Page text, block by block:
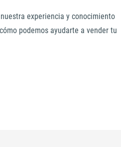
experiencia y conocimiento
podemos ayudarte a vender tu